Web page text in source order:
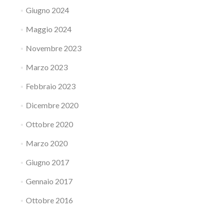
Giugno 2024
Maggio 2024
Novembre 2023
Marzo 2023
Febbraio 2023
Dicembre 2020
Ottobre 2020
Marzo 2020
Giugno 2017
Gennaio 2017
Ottobre 2016